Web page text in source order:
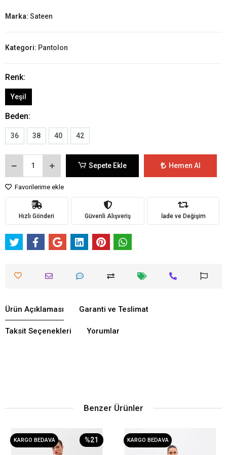
Marka: Sateen
Kategori: Pantolon
Renk:
Yeşil
Beden:
36 38 40 42
Sepete Ekle Hemen Al
Favorilerime ekle
Hızlı Gönderi Güvenli Alışveriş İade ve Değişim
Ürün Açıklaması Garanti ve Teslimat
Taksit Seçenekleri Yorumlar
Benzer Ürünler
KARGO BEDAVA %21 KARGO BEDAVA